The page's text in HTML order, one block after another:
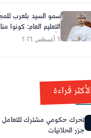
سمو السيد بلعرب
التعليم العام: كونوا
وأحلامكم تصنع
٦ أغسطس ٢٠٢٦
قراءة
تحرك حكومي مشترك للتعامل
جزر الحلانيات